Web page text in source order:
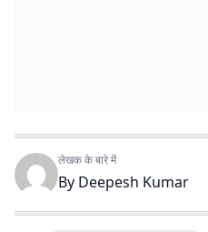
लेखक के बारे में
By Deepesh Kumar